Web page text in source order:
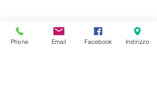
Phone Email Facebook Indirizzo